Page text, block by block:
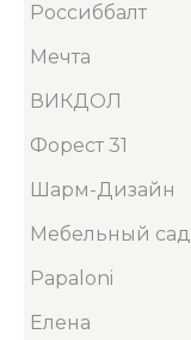
Россиббалт
Мечта
ВИКДОЛ
Форест 31
Шарм-Дизайн
Мебельный сад
Papaloni
Елена